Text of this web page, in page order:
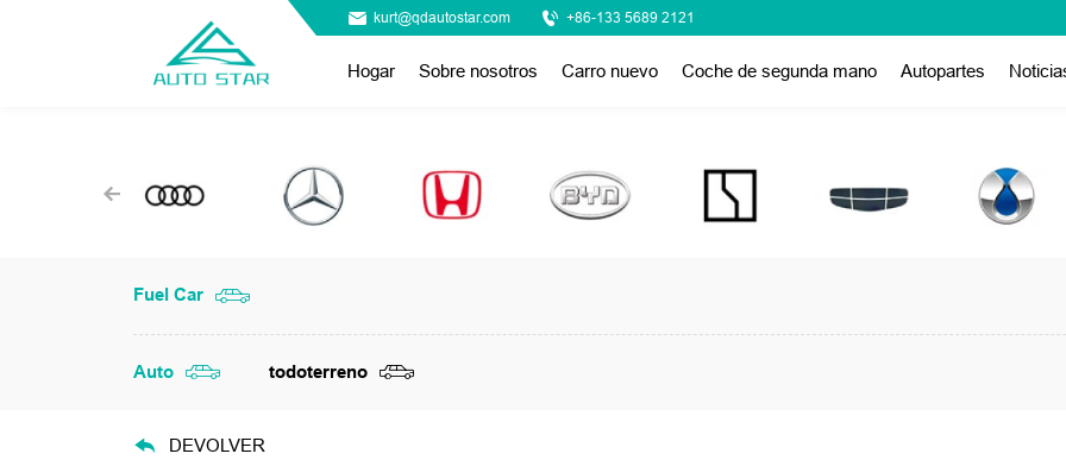
kurt@qdautostar.com +86-133 5689 2121
Hogar Sobre nosotros Carro nuevo Coche de segunda mano Autopartes
Fuel Car
Auto todoterreno
DEVOLVER